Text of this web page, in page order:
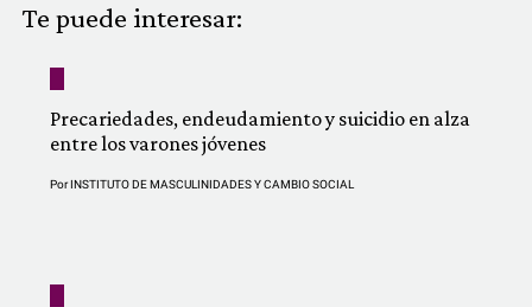
QUIÉNES SOMOS
Te puede interesar:
Precariedades, endeudamiento y suicidio en alza
entre los varones jóvenes
PorINSTITUTO DE MASCULINIDADES Y CAMBIO SOCIAL